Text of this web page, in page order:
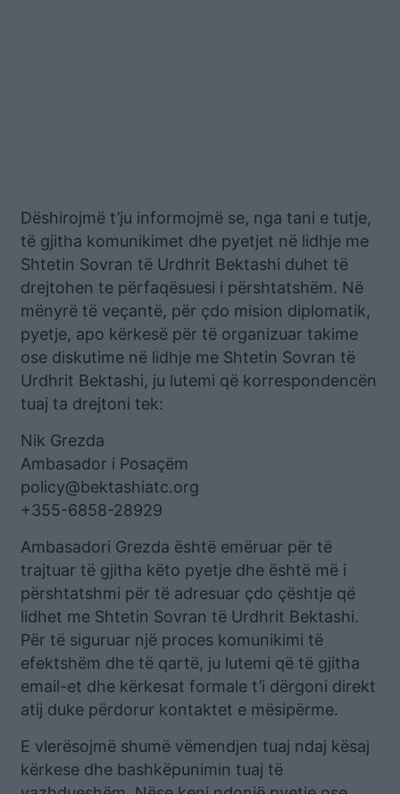
Dëshirojmë t’ju informojmë se, nga tani e tutje,
të gjitha komunikimet dhe pyetjet në lidhje me
Shtetin Sovran të Urdhrit Bektashi duhet të
drejtohen te përfaqësuesi i përshtatshëm. Në
mënyrë të veçantë, për çdo mision diplomatik,
pyetje, apo kërkesë për të organizuar takime
ose diskutime në lidhje me Shtetin Sovran të
Urdhrit Bektashi, ju lutemi që korrespondencën
tuaj ta drejtoni tek:
Nik Grezda
Ambasador i Posaçëm
policy@bektashiatc.org
+355-6858-28929
Ambasadori Grezda është emëruar për të
trajtuar të gjitha këto pyetje dhe është më i
përshtatshmi për të adresuar çdo çështje që
lidhet me Shtetin Sovran të Urdhrit Bektashi.
Për të siguruar një proces komunikimi të
efektshëm dhe të qartë, ju lutemi që të gjitha
email-et dhe kërkesat formale t’i dërgoni direkt
atij duke përdorur kontaktet e mësipërme.
E vlerësojmë shumë vëmendjen tuaj ndaj kësaj
kërkese dhe bashkëpunimin tuaj të